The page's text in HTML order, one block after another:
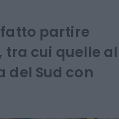
partire
tra cui quelle al
del Sud con